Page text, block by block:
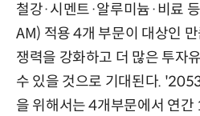
철강·시멘트·알루미늄·비료
AM) 적용 4개 부문이 대상인
쟁력을 강화하고 더 많은 투자
수 있을 것으로 기대된다.
을 위해서는 4개부문에서 연